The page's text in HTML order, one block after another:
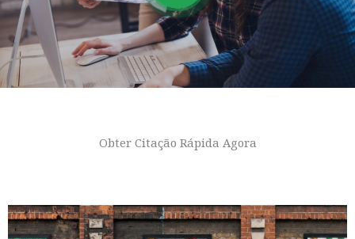
Obter Citação Rápida Agora